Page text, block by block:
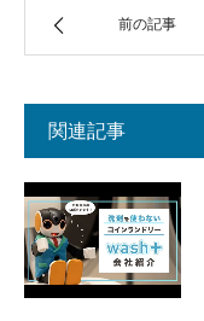
前の記事
関連記事